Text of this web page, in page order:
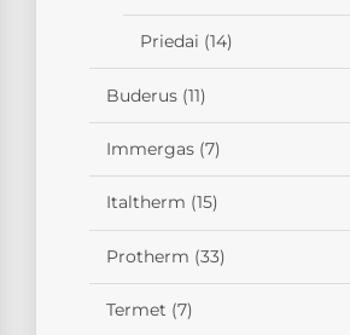
Priedai (14)
Buderus (11)
Immergas (7)
Italtherm (15)
Protherm (33)
Termet (7)